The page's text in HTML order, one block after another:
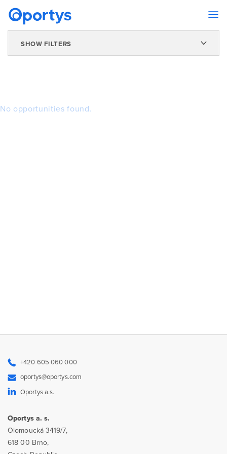
SHOW FILTERS
No opportunities found.
+420 605 060 000
oportys@oportys.com
Oportys a.s.
Oportys a. s.
Olomoucká 3419/7,
618 00 Brno,